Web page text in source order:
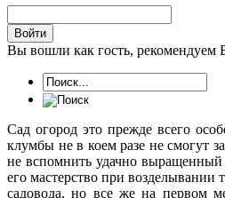
Вы вошли как гость, рекомендуем
Сад огород это прежде всего
клумбы не в коем разе не смогут
не вспомнить удачно
его мастерство при возделывании
садовода, но все же на первом